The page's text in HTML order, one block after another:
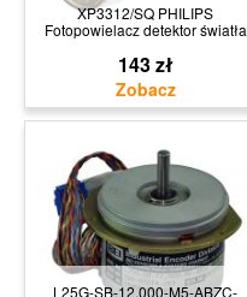
XP3312/SQ PHILIPS
Fotopowielacz detektor światła
143 zł
L25G-SB-12,000-M5-ABZC-